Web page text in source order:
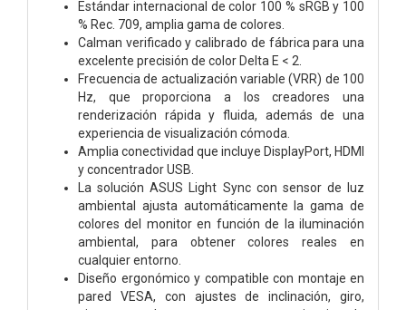
Estándar internacional de color 100 % sRGB y 100
% Rec. 709, amplia gama de colores.
Calman verificado y calibrado de fábrica para una
excelente precisión de color Delta E < 2.
Frecuencia de actualización variable (VRR) de 100
Hz, que proporciona a los creadores una
renderización rápida y fluida, además de una
experiencia de visualización cómoda.
Amplia conectividad que incluye DisplayPort, HDMI
y concentrador USB.
La solución ASUS Light Sync con sensor de luz
ambiental ajusta automáticamente la gama de
colores del monitor en función de la iluminación
ambiental, para obtener colores reales en
cualquier entorno.
Diseño ergonómico y compatible con montaje en
pared VESA, con ajustes de inclinación, giro,